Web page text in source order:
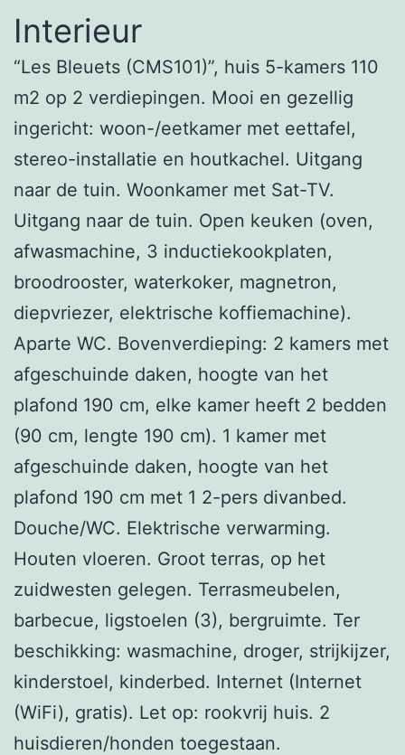
Interieur
“Les Bleuets (CMS101)”, huis 5-kamers 110
m2 op 2 verdiepingen. Mooi en gezellig
ingericht: woon-/eetkamer met eettafel,
stereo-installatie en houtkachel. Uitgang
naar de tuin. Woonkamer met Sat-TV.
Uitgang naar de tuin. Open keuken (oven,
afwasmachine, 3 inductiekookplaten,
broodrooster, waterkoker, magnetron,
diepvriezer, elektrische koffiemachine).
Aparte WC. Bovenverdieping: 2 kamers met
afgeschuinde daken, hoogte van het
plafond 190 cm, elke kamer heeft 2 bedden
(90 cm, lengte 190 cm). 1 kamer met
afgeschuinde daken, hoogte van het
plafond 190 cm met 1 2-pers divanbed.
Douche/WC. Elektrische verwarming.
Houten vloeren. Groot terras, op het
zuidwesten gelegen. Terrasmeubelen,
barbecue, ligstoelen (3), bergruimte. Ter
beschikking: wasmachine, droger, strijkijzer,
kinderstoel, kinderbed. Internet (Internet
(WiFi), gratis). Let op: rookvrij huis. 2
huisdieren/honden toegestaan.